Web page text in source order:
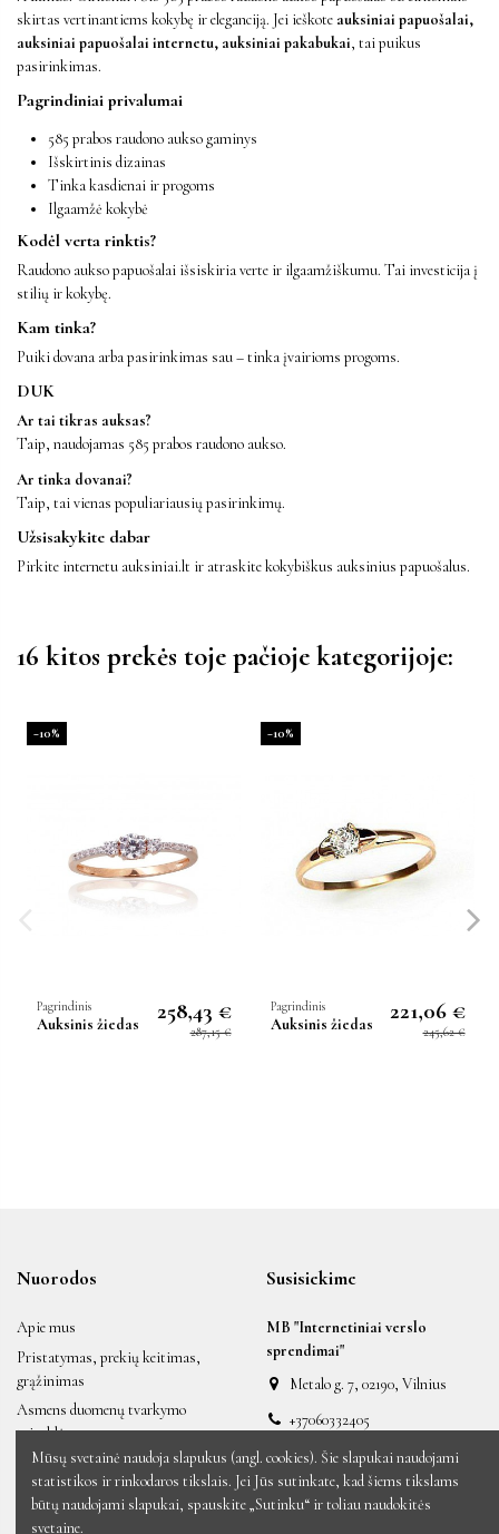
skirtas vertinantiems kokybę ir eleganciją. Jei ieškote auksiniai papuošalai,
auksiniai papuošalai internetu, auksiniai pakabukai, tai puikus
pasirinkimas.
Pagrindiniai privalumai
585 prabos raudono aukso gaminys
Išskirtinis dizainas
Tinka kasdienai ir progoms
Ilgaamžė kokybė
Kodėl verta rinktis?
Raudono aukso papuošalai išsiskiria verte ir ilgaamžiškumu. Tai investicija į
stilių ir kokybę.
Kam tinka?
Puiki dovana arba pasirinkimas sau – tinka įvairioms progoms.
DUK
Ar tai tikras auksas?
Taip, naudojamas 585 prabos raudono aukso.
Ar tinka dovanai?
Taip, tai vienas populiariausių pasirinkimų.
Užsisakykite dabar
Pirkite internetu auksiniai.lt ir atraskite kokybiškus auksinius papuošalus.
16 kitos prekės toje pačioje kategorijoje:
−10%
Pagrindinis
Auksinis žiedas
258,43 €
287,15 €
−10%
Pagrindinis
Auksinis žiedas
221,06 €
245,62 €
Nuorodos
Apie mus
Pristatymas, prekių keitimas,
grąžinimas
Asmens duomenų tvarkymo
taisyklės
Taisyklės ir sąlygos
Naujos prekės
Sumažinta kaina
Susisiekime
MB "Internetiniai verslo
sprendimai"
Metalo g. 7, 02190, Vilnius
+37060332405
labas@auksiniai.lt
Mūsų svetainė naudoja slapukus (angl. cookies). Šie slapukai naudojami
statistikos ir rinkodaros tikslais. Jei Jūs sutinkate, kad šiems tikslams
būtų naudojami slapukai, spauskite „Sutinku“ ir toliau naudokitės
svetaine.